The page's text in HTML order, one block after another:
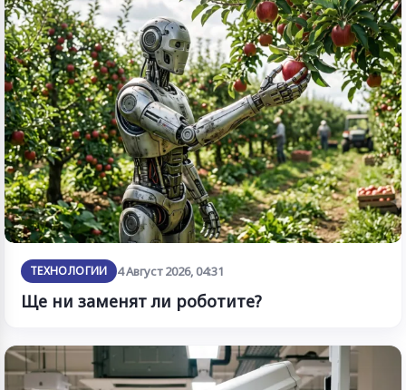
ТЕХНОЛОГИИ 4 Август 2026, 04:31
Ще ни заменят ли роботите?